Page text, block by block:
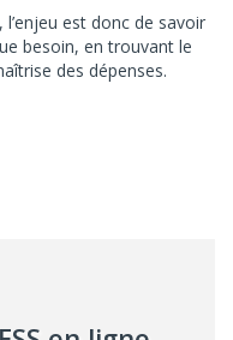
est donc de savoir
besoin, en trouvant le
des dépenses.